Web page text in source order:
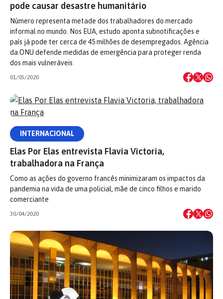
pode causar desastre humanitário
Número representa metade dos trabalhadores do mercado
informal no mundo. Nos EUA, estudo aponta subnotificações e
país já pode ter cerca de 45 milhões de desempregados. Agência
da ONU defende medidas de emergência para proteger renda
dos mais vulneráveis
01/05/2020
INTERNACIONAL
Elas Por Elas entrevista Flavia Victoria,
trabalhadora na França
Como as ações do governo francês minimizaram os impactos da
pandemia na vida de uma policial, mãe de cinco filhos e marido
comerciante
30/04/2020